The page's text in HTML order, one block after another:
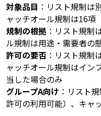
対象品目 ：リスト規制は
ャッチオール規制は16項
規制の根拠 ：リスト規制
ル規制は用途・需要者の
許可の要否 ：リスト規制
ャッチオール規制はイン
当した場合のみ
グループA向け ：リスト
許可の利用可能）、キャ